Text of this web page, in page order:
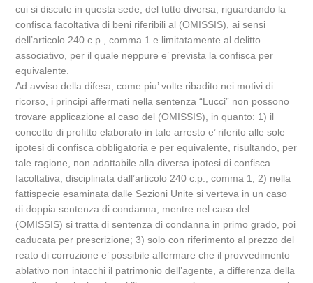
cui si discute in questa sede, del tutto diversa, riguardando la
confisca facoltativa di beni riferibili al (OMISSIS), ai sensi
dell’articolo 240 c.p., comma 1 e limitatamente al delitto
associativo, per il quale neppure e’ prevista la confisca per
equivalente.
Ad avviso della difesa, come piu’ volte ribadito nei motivi di
ricorso, i principi affermati nella sentenza “Lucci” non possono
trovare applicazione al caso del (OMISSIS), in quanto: 1) il
concetto di profitto elaborato in tale arresto e’ riferito alle sole
ipotesi di confisca obbligatoria e per equivalente, risultando, per
tale ragione, non adattabile alla diversa ipotesi di confisca
facoltativa, disciplinata dall’articolo 240 c.p., comma 1; 2) nella
fattispecie esaminata dalle Sezioni Unite si verteva in un caso
di doppia sentenza di condanna, mentre nel caso del
(OMISSIS) si tratta di sentenza di condanna in primo grado, poi
caducata per prescrizione; 3) solo con riferimento al prezzo del
reato di corruzione e’ possibile affermare che il provvedimento
ablativo non intacchi il patrimonio dell’agente, a differenza della